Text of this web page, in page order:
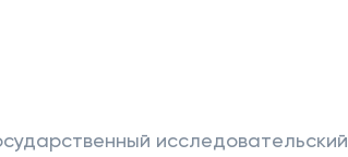
исследовательский